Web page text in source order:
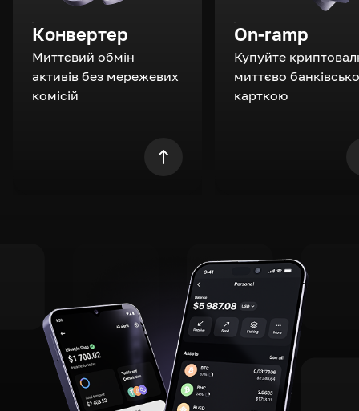
Конвертер
Миттєвий обмін
активів без мережевих
комісій
On-ramp
Купуйте
миттєво
карткою